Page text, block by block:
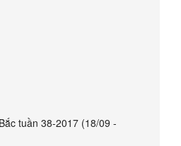
tuần 38-2017 (18/09 -